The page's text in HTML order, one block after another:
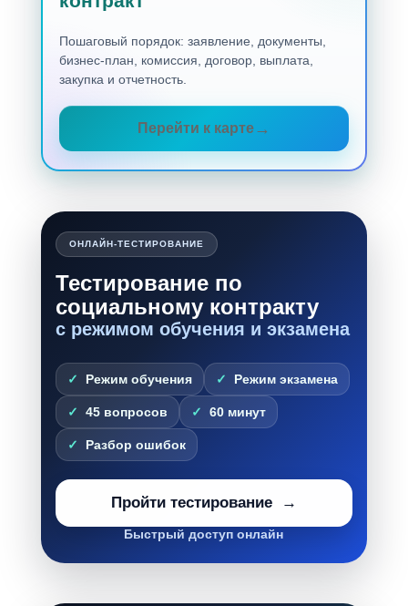
Пошаговый порядок: заявление, документы,
бизнес-план, комиссия, договор, выплата,
закупка и отчетность.
Перейти к карте
ОНЛАЙН-ТЕСТИРОВАНИЕ
Тестирование по
социальному контракту
с режимом обучения и экзамена
Режим обучения Режим экзамена
45 вопросов 60 минут
Разбор ошибок
Пройти тестирование
Быстрый доступ онлайн